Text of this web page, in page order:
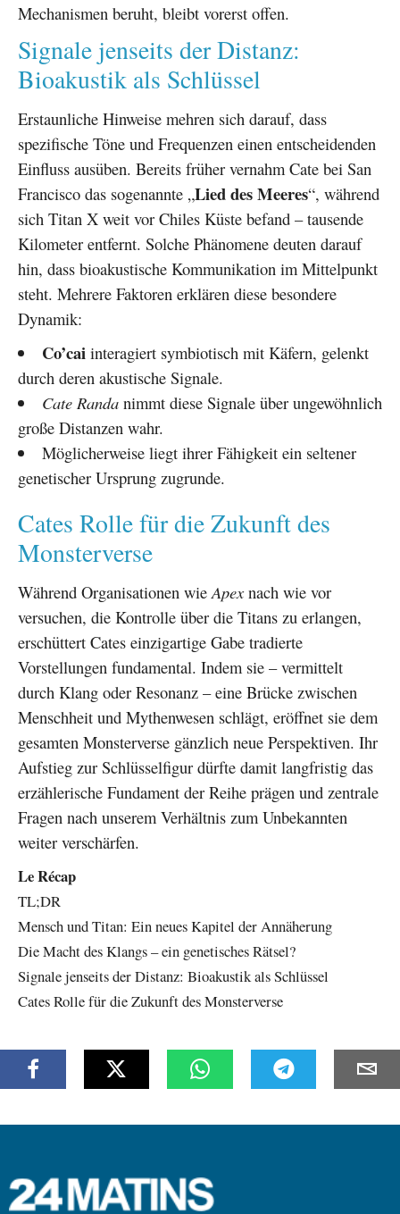
Mechanismen beruht, bleibt vorerst offen.
Signale jenseits der Distanz:
Bioakustik als Schlüssel
Erstaunliche Hinweise mehren sich darauf, dass
spezifische Töne und Frequenzen einen entscheidenden
Einfluss ausüben. Bereits früher vernahm Cate bei San
Francisco das sogenannte „Lied des Meeres“, während
sich Titan X weit vor Chiles Küste befand – tausende
Kilometer entfernt. Solche Phänomene deuten darauf
hin, dass bioakustische Kommunikation im Mittelpunkt
steht. Mehrere Faktoren erklären diese besondere
Dynamik:
Co’cai interagiert symbiotisch mit Käfern, gelenkt
durch deren akustische Signale.
Cate Randanimmt diese Signale über ungewöhnlich
große Distanzen wahr.
Möglicherweise liegt ihrer Fähigkeit ein seltener
genetischer Ursprung zugrunde.
Cates Rolle für die Zukunft des
Monsterverse
Während Organisationen wie Apexnach wie vor
versuchen, die Kontrolle über die Titans zu erlangen,
erschüttert Cates einzigartige Gabe tradierte
Vorstellungen fundamental. Indem sie – vermittelt
durch Klang oder Resonanz – eine Brücke zwischen
Menschheit und Mythenwesen schlägt, eröffnet sie dem
gesamten Monsterverse gänzlich neue Perspektiven. Ihr
Aufstieg zur Schlüsselfigur dürfte damit langfristig das
erzählerische Fundament der Reihe prägen und zentrale
Fragen nach unserem Verhältnis zum Unbekannten
weiter verschärfen.
Le Récap
TL;DR
Mensch und Titan: Ein neues Kapitel der Annäherung
Die Macht des Klangs – ein genetisches Rätsel?
Signale jenseits der Distanz: Bioakustik als Schlüssel
Cates Rolle für die Zukunft des Monsterverse